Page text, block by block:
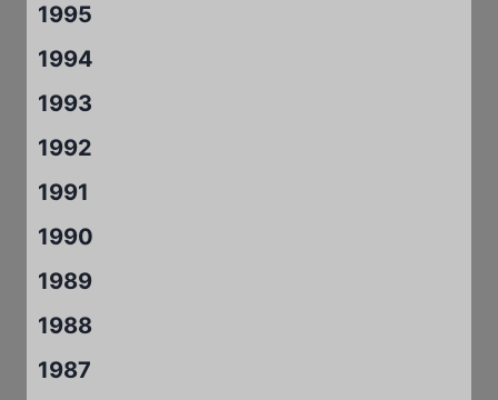
1995
1994
1993
1992
1991
1990
1989
1988
1987